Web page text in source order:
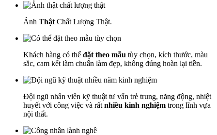
Ảnh Thật Chất Lượng Thật.
Khách hàng có thể đặt theo mẫu tùy chọn, kích thước, màu
sắc, cam kết làm chuẩn làm đẹp, không đúng hoàn lại tiền.
Đội ngũ nhân viên kỹ thuật tư vấn trẻ trung, năng động, nhiệt
huyết với công việc và rất nhiều kinh nghiệm trong lĩnh vựa
nội thất.